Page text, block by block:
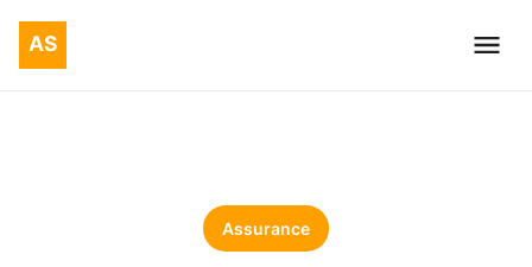
Assurance